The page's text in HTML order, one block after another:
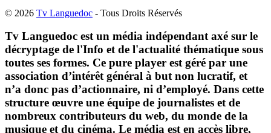
© 2026 Tv Languedoc - Tous Droits Réservés
Tv Languedoc est un média indépendant axé sur le
décryptage de l'Info et de l'actualité thématique sous
toutes ses formes. Ce pure player est géré par une
association d’intérêt général à but non lucratif, et
n’a donc pas d’actionnaire, ni d’employé. Dans cette
structure œuvre une équipe de journalistes et de
nombreux contributeurs du web, du monde de la
musique et du cinéma. Le média est en accès libre,